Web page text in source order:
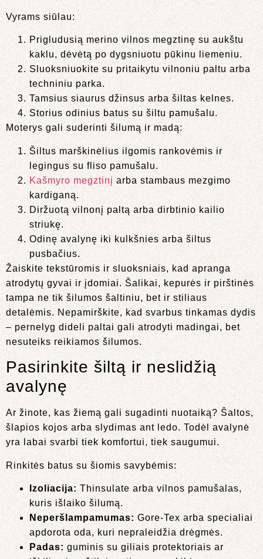
Vyrams siūlau:
Prigludusią merino vilnos megztinę su aukštu
kaklu, dėvėtą po dygsniuotu pūkinu liemeniu.
Sluoksniuokite su pritaikytu vilnoniu paltu arba
techniniu parka.
Tamsius siaurus džinsus arba šiltas kelnes.
Storius odinius batus su šiltu pamušalu.
Moterys gali suderinti šilumą ir madą:
Šiltus marškinėlius ilgomis rankovėmis ir
legingus su fliso pamušalu.
Kašmyro megztinį arba stambaus mezgimo
kardiganą.
Diržuotą vilnonį paltą arba dirbtinio kailio
striukę.
Odinę avalynę iki kulkšnies arba šiltus
pusbačius.
Žaiskite tekstūromis ir sluoksniais, kad apranga
atrodytų gyvai ir įdomiai. Šalikai, kepurės ir pirštinės
tampa ne tik šilumos šaltiniu, bet ir stiliaus
detalėmis. Nepamirškite, kad svarbus tinkamas dydis
– pernelyg dideli paltai gali atrodyti madingai, bet
nesuteiks reikiamos šilumos.
Pasirinkite šiltą ir neslidžią
avalynę
Ar žinote, kas žiemą gali sugadinti nuotaiką? Šaltos,
šlapios kojos arba slydimas ant ledo. Todėl avalynė
yra labai svarbi tiek komfortui, tiek saugumui.
Rinkitės batus su šiomis savybėmis:
Izoliacija: Thinsulate arba vilnos pamušalas,
kuris išlaiko šilumą.
Neperšlampamumas: Gore-Tex arba specialiai
apdorota oda, kuri nepraleidžia drėgmės.
Padas: guminis su giliais protektoriais ar